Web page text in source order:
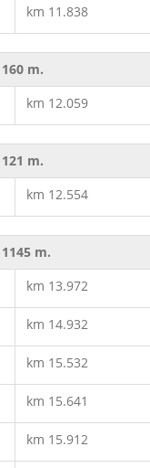
km 11.838
m.
km 12.059
m.
km 12.554
m.
km 13.972
km 14.932
km 15.532
km 15.641
km 15.912